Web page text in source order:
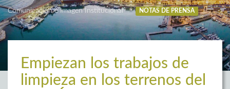
Comunicación e Imagen Institucional NOTAS DE PRENSA
Empiezan los trabajos de
limpieza en los terrenos del